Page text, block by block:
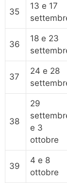
35
13 e 17
36
18 e 23
37
24 e 28
38
29
e 3
ottobre
39
4 e 8
ottobre